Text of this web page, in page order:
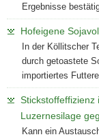
Ergebnisse
Hofeigene
In der Köllitscher
durch getoastete
importiertes
Stickstoffeffizienz
Luzernesilage
Kann ein